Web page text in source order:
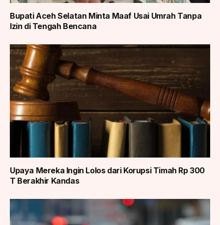
Bupati Aceh Selatan Minta Maaf Usai Umrah Tanpa
Izin di Tengah Bencana
Upaya Mereka Ingin Lolos dari Korupsi Timah Rp 300
T Berakhir Kandas